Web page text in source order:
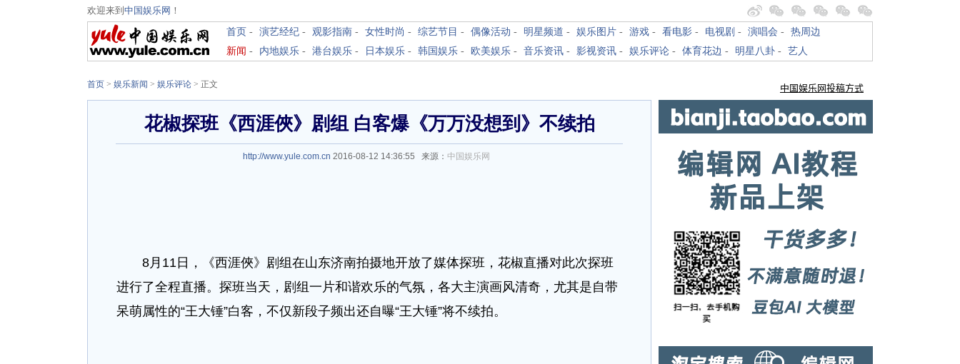
欢迎来到 中国娱乐网 ！
首页 - 演艺经纪 - 观影指南 - 女性时尚 - 综艺节目 - 偶像活动 - 明星频道 - 娱乐图片 - 游戏 - 看电影 - 电视剧 - 演唱会 - 热周边
新闻 - 内地娱乐 - 港台娱乐 - 日本娱乐 - 韩国娱乐 - 欧美娱乐 - 音乐资讯 - 影视资讯 - 娱乐评论 - 体育花边 - 明星八卦 - 艺人
首页 > 娱乐新闻 > 娱乐评论 > 正文
花椒探班《西涯俠》剧组 白客爆《万万没想到》不续拍
http://www.yule.com.cn 2016-08-12 14:36:55 来源： 中国娱乐网
8月11日，《西涯俠》剧组在山东济南拍摄地开放了媒体探班，花椒直播对此次探班
进行了全程直播。探班当天，剧组一片和谐欢乐的气氛，各大主演画风清奇，尤其是自带
呆萌属性的“王大锤”白客，不仅新段子频出还自曝“王大锤”将不续拍。